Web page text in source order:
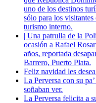
uno de los destinos
sólo para los
turismo interno.
| Una patrulla de la
ocasión a Rafael
años, reportada
Barrero, Puerto Plata.
Feliz navidad les
La Perversa con su
soñaban ver.
La Perversa felicita a